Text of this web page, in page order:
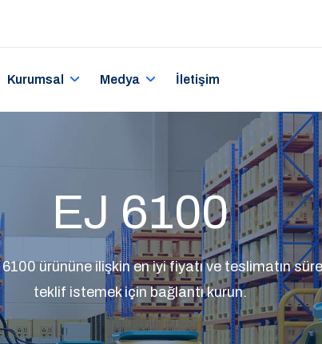
Kurumsal Medya İletişim
EJ 6100
ürününe ilişkin en iyi fiyatı ve teslimatın
teklif istemek için bağlantı kurun.